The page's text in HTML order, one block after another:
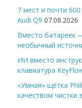
7 мест и почти
Audi Q9 07.08.2026
Вместо батареек
необычный
ИИ вместо
клавиатура
«Умная» щётка
качеством чистки